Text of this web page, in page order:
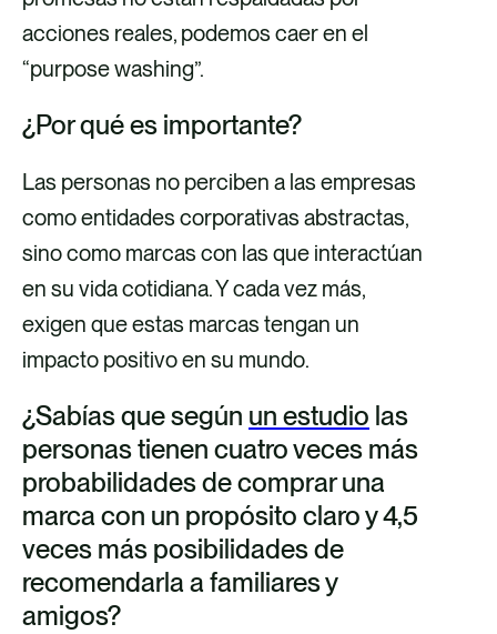
Masa:
acciones reales, podemos caer en el
“purpose washing”.
¿Por qué es importante?
Las personas no perciben a las empresas
como entidades corporativas abstractas,
sino como marcas con las que interactúan
en su vida cotidiana. Y cada vez más,
exigen que estas marcas tengan un
impacto positivo en su mundo.
¿Sabías que según un estudio las
personas tienen cuatro veces más
probabilidades de comprar una
marca con un propósito claro y 4,5
veces más posibilidades de
recomendarla a familiares y
amigos?